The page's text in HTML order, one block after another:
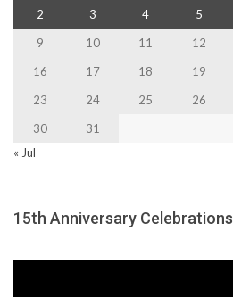
2
3 4 5
9
10 11 12
16
17 18 19
23
24 25 26
30
31
« Jul
15th Anniversary Celebrations